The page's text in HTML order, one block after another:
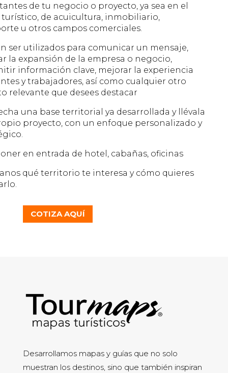
de tu negocio o proyecto, ya sea en el
turístico, de acuicultura, inmobiliario,
u otros campos comerciales.
ser utilizados para comunicar un mensaje,
la expansión de la empresa o negocio,
información clave, mejorar la experiencia
y trabajadores, así como cualquier otro
relevante que desees destacar
una base territorial ya desarrollada y llévala
proyecto, con un enfoque personalizado y
en entrada de hotel, cabañas, oficinas
qué territorio te interesa y cómo quieres
COTIZA AQUÍ
Desarrollamos mapas y guías que no solo
muestran los destinos, sino que también inspiran